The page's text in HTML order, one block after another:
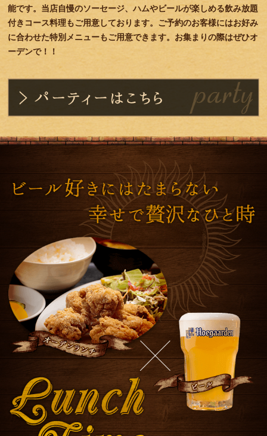
能です。当店自慢のソーセージ、ハムやビールが楽しめる飲み放題
付きコース料理もご用意しております。ご予約のお客様にはお好み
に合わせた特別メニューもご用意できます。お集まりの際はぜひオ
ーデンで！！